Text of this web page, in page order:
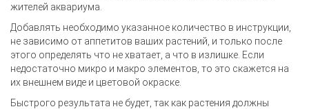
жителей аквариума.
Добавлять необходимо указанное количество в инструкции,
не зависимо от аппетитов ваших растений, и только после
этого определять что не хватает, а что в излишке. Если
недостаточно микро и макро элементов, то это скажется на
их внешнем виде и цветовой окраске.
Быстрого результата не будет, так как растения должны